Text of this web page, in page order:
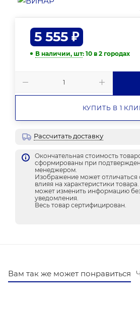
5 555 ₽
В наличии, шт: 10 в 2 городах
КУПИТЬ В 1
Рассчитать доставку
Окончательная стоимость
сформированы при
менеджером.
Изображение может отличаться
влияя на характеристики
может изменить информацию
уведомления.
Весь товар сертифицирован.
Вам так же может понравиться